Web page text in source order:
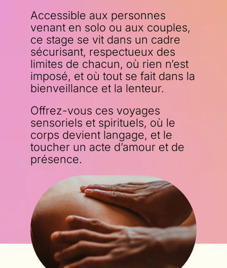
Accessible aux personnes
venant en solo ou aux couples,
ce stage se vit dans un cadre
sécurisant, respectueux des
limites de chacun, où rien n’est
imposé, et où tout se fait dans la
bienveillance et la lenteur.
Offrez-vous ces voyages
sensoriels et spirituels, où le
corps devient langage, et le
toucher un acte d’amour et de
présence.